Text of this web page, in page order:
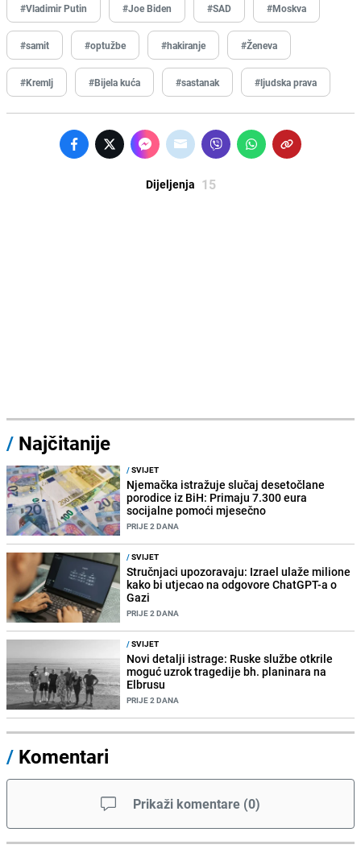
#Vladimir Putin #Joe Biden #SAD #Moskva
#samit #optužbe #hakiranje #Ženeva
#Kremlj #Bijela kuća #sastanak #ljudska prava
Dijeljenja 15
/ Najčitanije
/SVIJET
Njemačka istražuje slučaj desetočlane
porodice iz BiH: Primaju 7.300 eura
socijalne pomoći mjesečno
PRIJE 2 DANA
/SVIJET
Stručnjaci upozoravaju: Izrael ulaže milione
kako bi utjecao na odgovore ChatGPT-a o
Gazi
PRIJE 2 DANA
/SVIJET
Novi detalji istrage: Ruske službe otkrile
moguć uzrok tragedije bh. planinara na
Elbrusu
PRIJE 2 DANA
/ Komentari
Prikaži komentare (0)